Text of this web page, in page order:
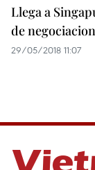
Llega a
de
29/05/2018 11:07